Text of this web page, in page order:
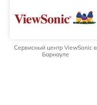
Сервисный центр ViewSonic в
Барнауле